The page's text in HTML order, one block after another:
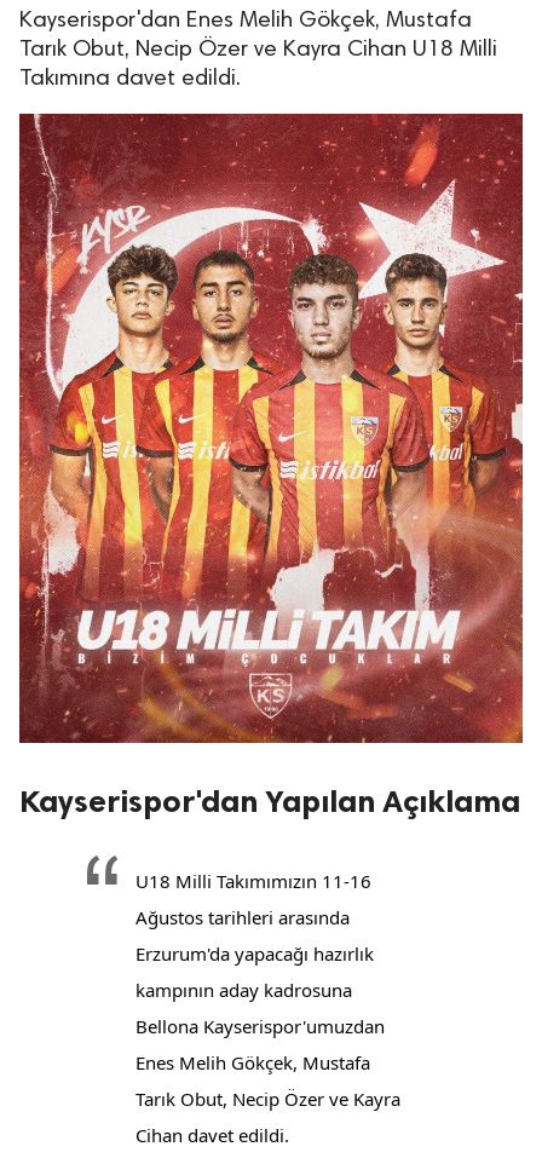
Kayserispor'dan Enes Melih Gökçek, Mustafa
Tarık Obut, Necip Özer ve Kayra Cihan U18 Milli
Takımına davet edildi.
Kayserispor'dan Yapılan Açıklama
U18 Milli Takımımızın 11-16
Ağustos tarihleri arasında
Erzurum'da yapacağı hazırlık
kampının aday kadrosuna
Bellona Kayserispor'umuzdan
Enes Melih Gökçek, Mustafa
Tarık Obut, Necip Özer ve Kayra
Cihan davet edildi.